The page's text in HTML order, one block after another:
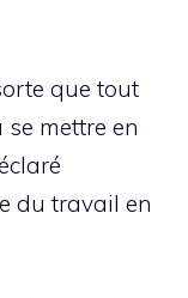
que tout
mettre en
du travail en